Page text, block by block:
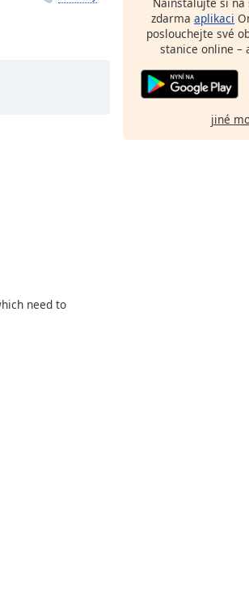
need to
zdarma aplikaci
poslouchejte své
stanice online –
jiné